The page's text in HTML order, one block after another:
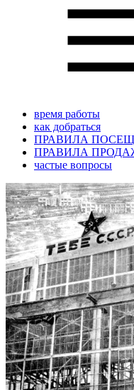
время работы
как добраться
ПРАВИЛА
ПРАВИЛА
частые вопросы